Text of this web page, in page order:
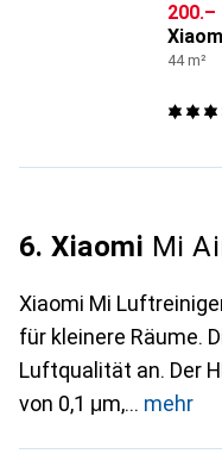
CHF
200.–
44 m²
6. Xiaomi Mi
Xiaomi Mi
für kleinere Räume.
Luftqualität an. Der
von 0,1 μm,
mehr